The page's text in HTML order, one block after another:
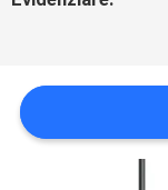
PRIVACY